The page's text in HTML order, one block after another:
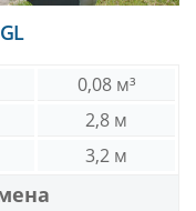
0,08 м³
2,8 м
3,2 м